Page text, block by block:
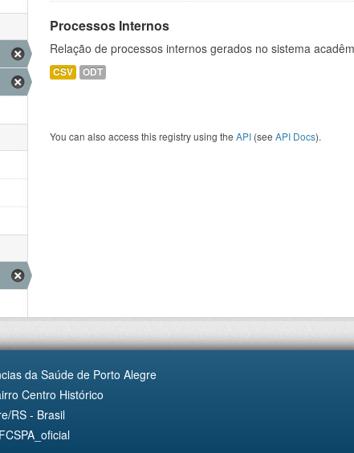
Processos Internos
Relação de processos internos gerados no sistema
CSV ODT
You can also access this registry using the API (see API Docs).
da Saúde de Porto Alegre
Centro Histórico
RS - Brasil